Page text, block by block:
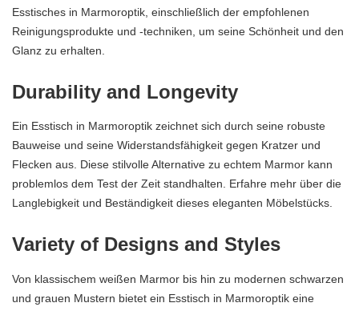
Esstisches in Marmoroptik, einschließlich der empfohlenen
Reinigungsprodukte und -techniken, um seine Schönheit und den
Glanz zu erhalten.
Durability and Longevity
Ein Esstisch in Marmoroptik zeichnet sich durch seine robuste
Bauweise und seine Widerstandsfähigkeit gegen Kratzer und
Flecken aus. Diese stilvolle Alternative zu echtem Marmor kann
problemlos dem Test der Zeit standhalten. Erfahre mehr über die
Langlebigkeit und Beständigkeit dieses eleganten Möbelstücks.
Variety of Designs and Styles
Von klassischem weißen Marmor bis hin zu modernen schwarzen
und grauen Mustern bietet ein Esstisch in Marmoroptik eine